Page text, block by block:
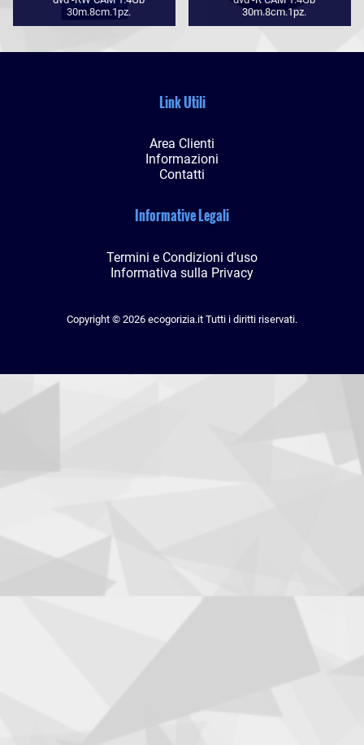
30m.8cm.1pz.
30m.8cm.1pz.
Link Utili
Area Clienti
Informazioni
Contatti
Informative Legali
Termini e Condizioni d'uso
Informativa sulla Privacy
Copyright © 2026 ecogorizia.it Tutti i diritti riservati.